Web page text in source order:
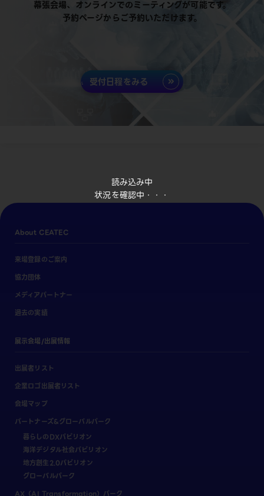
読み込み中
状況を確認中・・・
幕張会場、オンラインでのミーティングが可能です。
予約ページからご予約いただけます。
受付日程をみる
About CEATEC
来場登録のご案内
協力団体
メディアパートナー
過去の実績
展示会場/出展情報
出展者リスト
企業ロゴ出展者リスト
会場マップ
パートナーズ&グローバルパーク
暮らしのDXパビリオン
海洋デジタル社会パビリオン
地方創生2.0パビリオン
グローバルパーク
AX（AI Transformation）パーク